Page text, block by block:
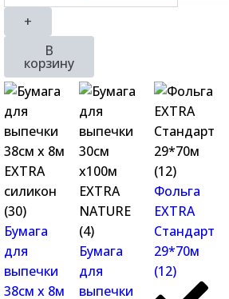
+
В
корзину
Бумага
для
выпечки
38см х 8м
Бумага
для
выпечки
Фольга
EXTRA
Стандарт
29*70м
(12)